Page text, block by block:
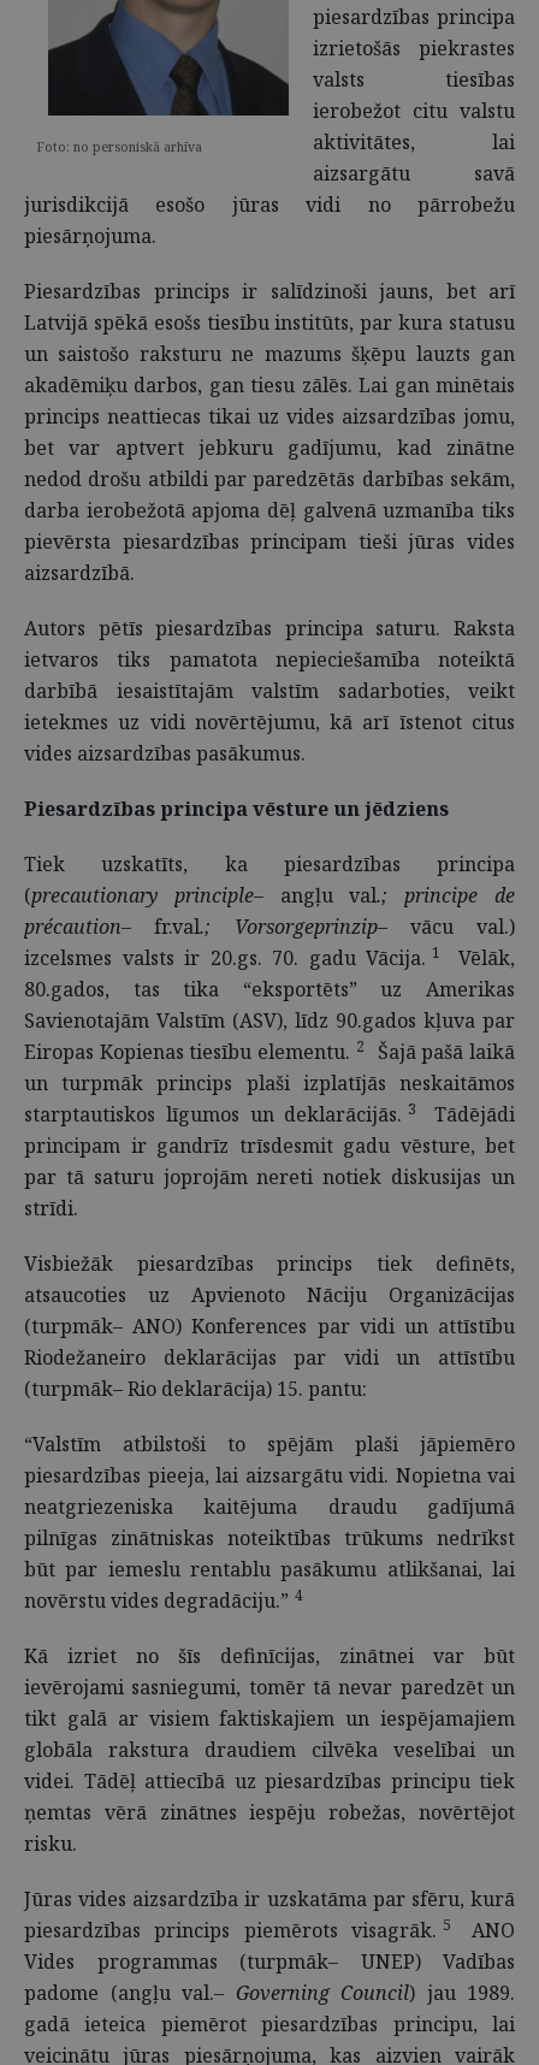
Foto: no personiskā arhīva
piesardzības principa
izrietošās piekrastes
valsts tiesības
ierobežot citu valstu
aktivitātes, lai
aizsargātu savā
jurisdikcijā esošo jūras vidi no pārrobežu
piesārņojuma.
Piesardzības princips ir salīdzinoši jauns, bet arī
Latvijā spēkā esošs tiesību institūts, par kura statusu
un saistošo raksturu ne mazums šķēpu lauzts gan
akadēmiķu darbos, gan tiesu zālēs. Lai gan minētais
princips neattiecas tikai uz vides aizsardzības jomu,
bet var aptvert jebkuru gadījumu, kad zinātne
nedod drošu atbildi par paredzētās darbības sekām,
darba ierobežotā apjoma dēļ galvenā uzmanība tiks
pievērsta piesardzības principam tieši jūras vides
aizsardzībā.
Autors pētīs piesardzības principa saturu. Raksta
ietvaros tiks pamatota nepieciešamība noteiktā
darbībā iesaistītajām valstīm sadarboties, veikt
ietekmes uz vidi novērtējumu, kā arī īstenot citus
vides aizsardzības pasākumus.
Piesardzības principa vēsture un jēdziens
Tiek uzskatīts, ka piesardzības principa
(precautionary principle–angļu val.; principe de
précaution– fr.val.; Vorsorgeprinzip– vācu val.)
izcelsmes valsts ir 20.gs. 70. gadu Vācija. 1
Vēlāk,
80.gados, tas tika “eksportēts” uz Amerikas
Savienotajām Valstīm (ASV), līdz 90.gados kļuva par
Eiropas Kopienas tiesību elementu. 2
Šajā pašā laikā
un turpmāk princips plaši izplatījās neskaitāmos
starptautiskos līgumos un deklarācijās. 3
Tādējādi
principam ir gandrīz trīsdesmit gadu vēsture, bet
par tā saturu joprojām nereti notiek diskusijas un
strīdi.
Visbiežāk piesardzības princips tiek definēts,
atsaucoties uz Apvienoto Nāciju Organizācijas
(turpmāk– ANO) Konferences par vidi un attīstību
Riodežaneiro deklarācijas par vidi un attīstību
(turpmāk– Rio deklarācija) 15. pantu:
“Valstīm atbilstoši to spējām plaši jāpiemēro
piesardzības pieeja, lai aizsargātu vidi. Nopietna vai
neatgriezeniska kaitējuma draudu gadījumā
pilnīgas zinātniskas noteiktības trūkums nedrīkst
būt par iemeslu rentablu pasākumu atlikšanai, lai
novērstu vides degradāciju.” 4
Kā izriet no šīs definīcijas, zinātnei var būt
ievērojami sasniegumi, tomēr tā nevar paredzēt un
tikt galā ar visiem faktiskajiem un iespējamajiem
globāla rakstura draudiem cilvēka veselībai un
videi. Tādēļ attiecībā uz piesardzības principu tiek
ņemtas vērā zinātnes iespēju robežas, novērtējot
risku.
Jūras vides aizsardzība ir uzskatāma par sfēru, kurā
piesardzības princips piemērots visagrāk. 5
ANO
Vides programmas (turpmāk– UNEP) Vadības
padome (angļu val.– Governing Council) jau 1989.
gadā ieteica piemērot piesardzības principu, lai
veicinātu jūras piesārņojuma, kas aizvien vairāk